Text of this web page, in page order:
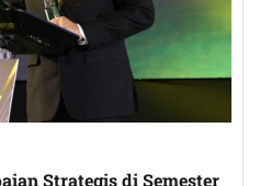
Strategis di Semester